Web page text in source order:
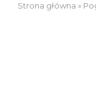
Strona główna »